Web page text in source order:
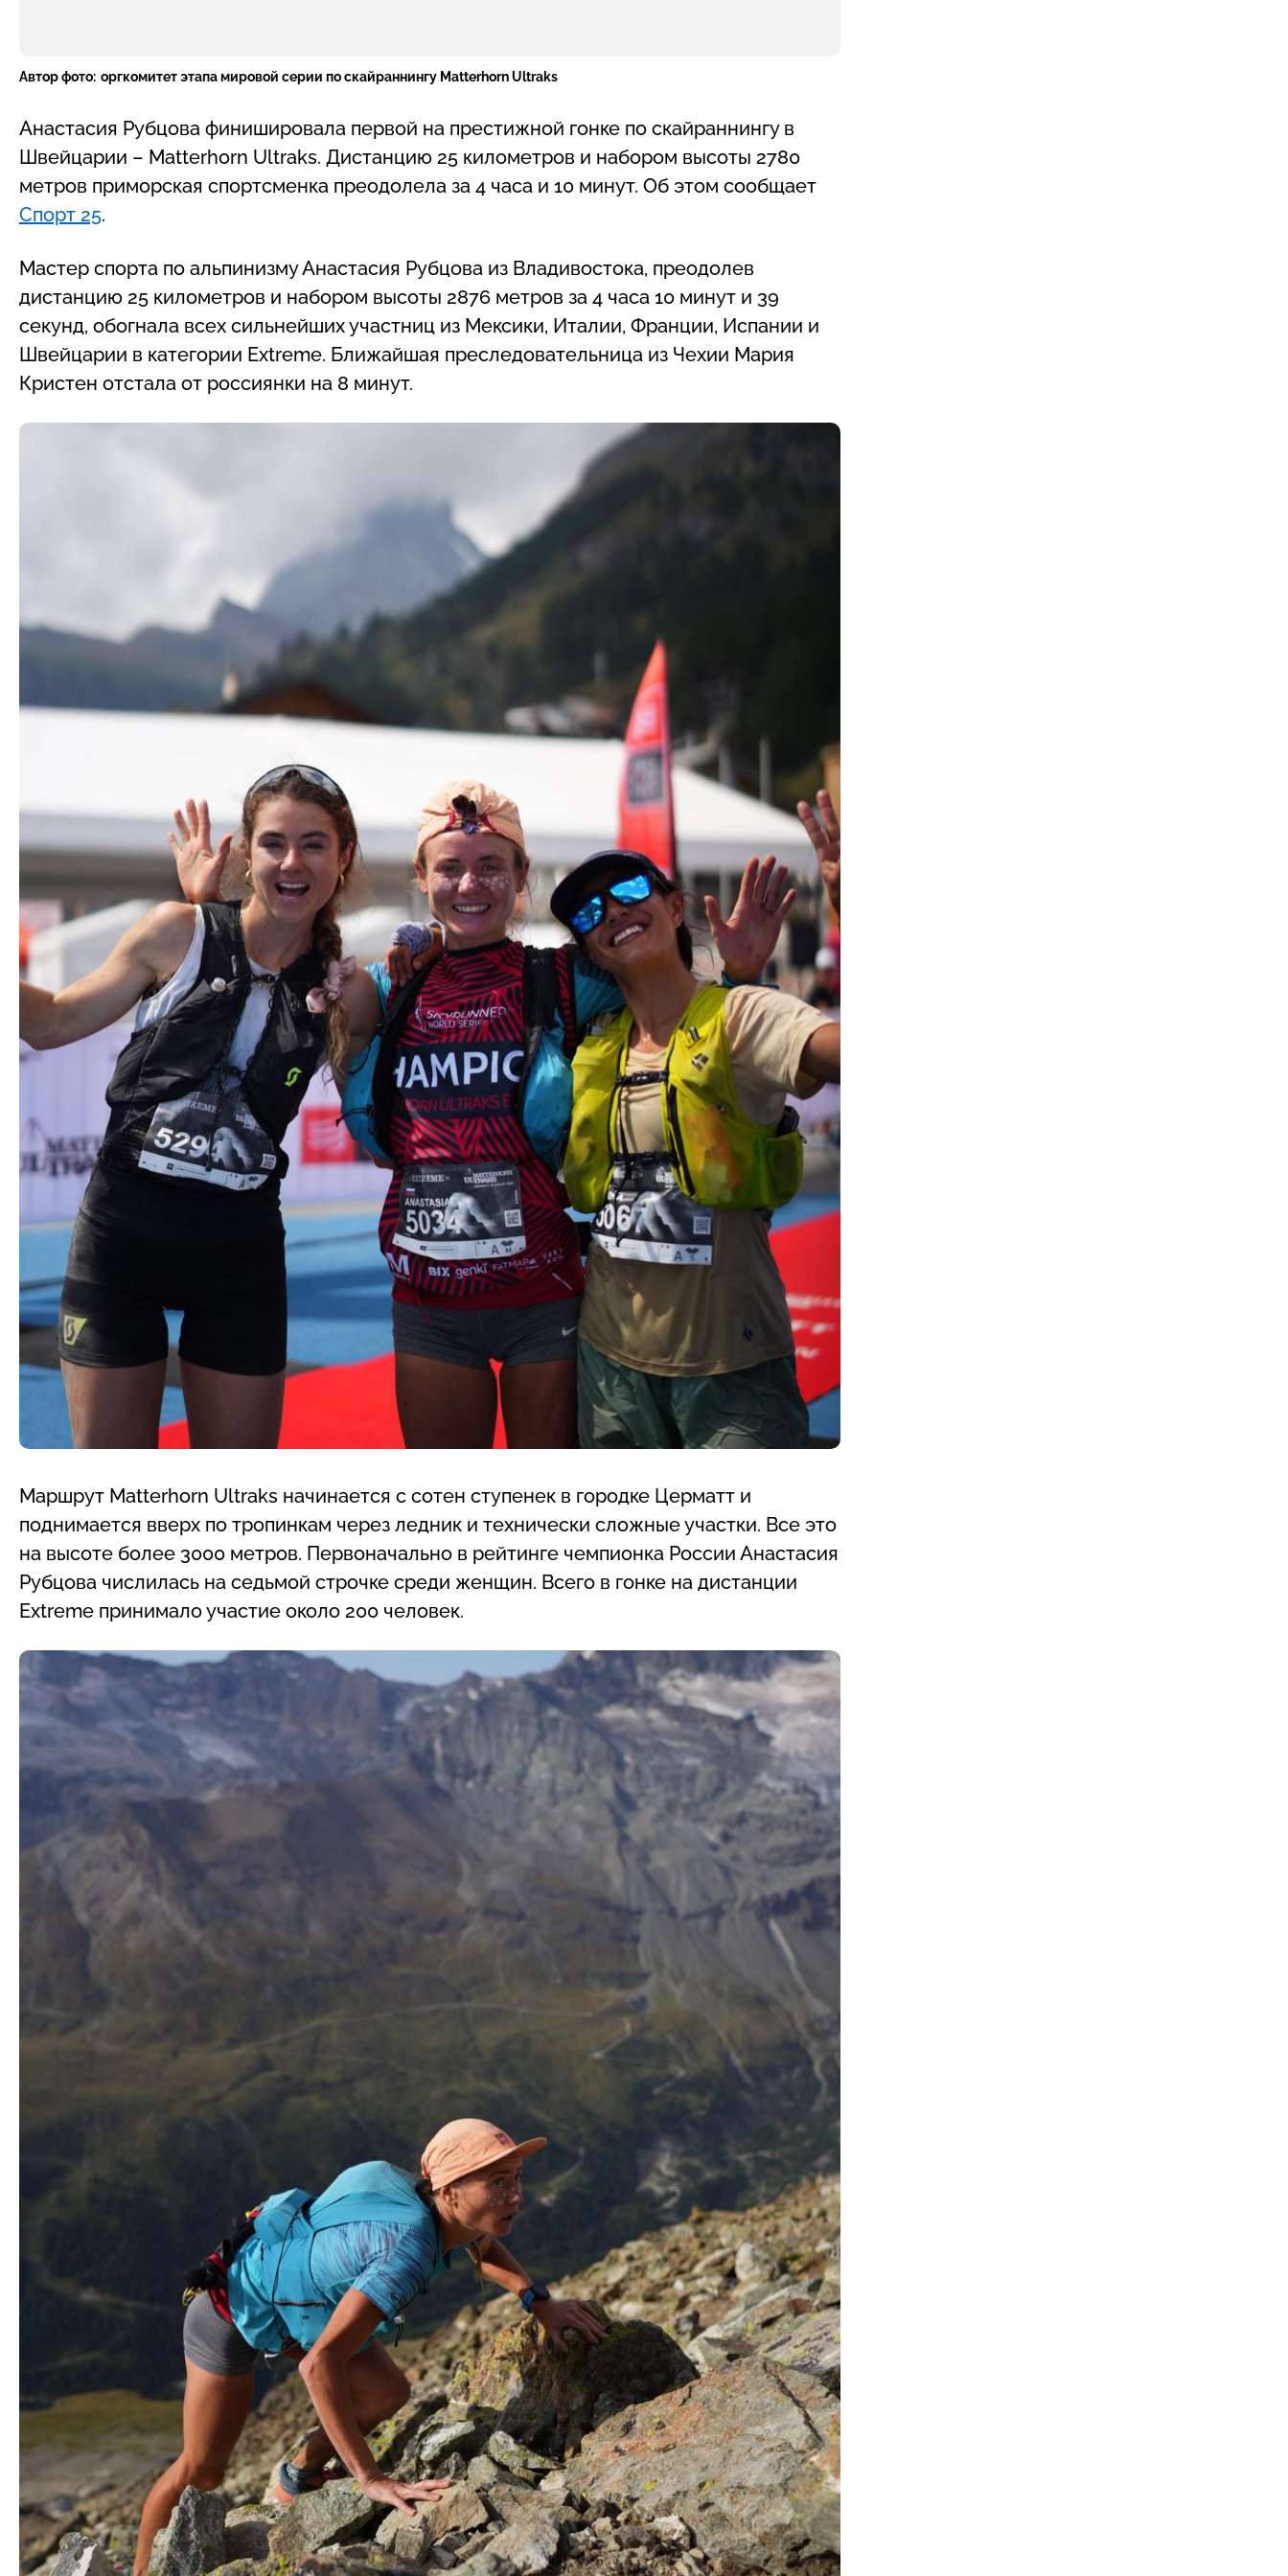
Автор фото: оргкомитет этапа мировой серии по скайраннингу Matterhorn Ultraks
Анастасия Рубцова финишировала первой на престижной гонке по скайраннингу в
Швейцарии – Matterhorn Ultraks. Дистанцию 25 километров и набором высоты 2780
метров приморская спортсменка преодолела за 4 часа и 10 минут. Об этом сообщает
Спорт 25.
Мастер спорта по альпинизму Анастасия Рубцова из Владивостока, преодолев
дистанцию 25 километров и набором высоты 2876 метров за 4 часа 10 минут и 39
секунд, обогнала всех сильнейших участниц из Мексики, Италии, Франции, Испании и
Швейцарии в категории Extreme. Ближайшая преследовательница из Чехии Мария
Кристен отстала от россиянки на 8 минут.
Маршрут Matterhorn Ultraks начинается с сотен ступенек в городке Церматт и
поднимается вверх по тропинкам через ледник и технически сложные участки. Все это
на высоте более 3000 метров. Первоначально в рейтинге чемпионка России Анастасия
Рубцова числилась на седьмой строчке среди женщин. Всего в гонке на дистанции
Extreme принимало участие около 200 человек.